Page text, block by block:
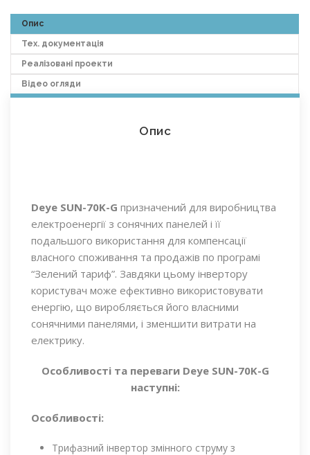
Опис
Тех. документація
Реалізовані проекти
Відео огляди
Опис
Deye SUN-70K-G призначений для виробництва
електроенергії з сонячних панелей і її
подальшого використання для компенсації
власного споживання та продажів по програмі
“Зелений тариф”. Завдяки цьому інвертору
користувач може ефективно використовувати
енергію, що виробляється його власними
сонячними панелями, і зменшити витрати на
електрику.
Особливості та переваги Deye SUN-70K-G
наступні:
Особливості:
Трифазний інвертор змінного струму з